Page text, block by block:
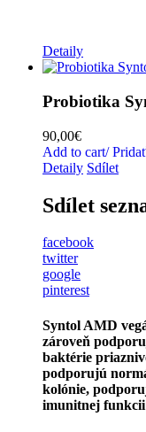
Detaily
Probiotika
90,00€
Add to cart/
Detaily Sdílet
Sdílet
facebook
twitter
google
pinterest
Syntol AMD
zároveň
baktérie
podporujú
kolónie,
imunitnej funkcii